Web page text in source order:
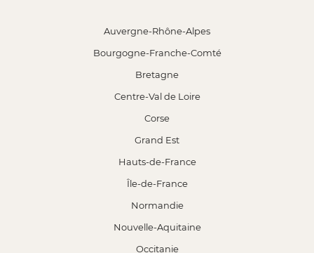
Auvergne-Rhône-Alpes
Bourgogne-Franche-Comté
Bretagne
Centre-Val de Loire
Corse
Grand Est
Hauts-de-France
Île-de-France
Normandie
Nouvelle-Aquitaine
Occitanie